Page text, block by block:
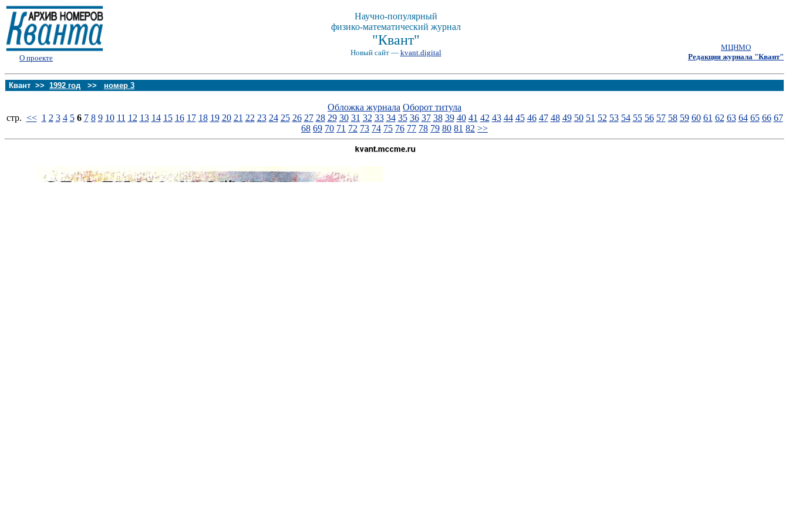
О проекте
Научно-популярный
физико-математический журнал
"Квант"
Новый сайт — kvant.digital
МЦНМО
Редакция журнала "Квант"
Квант >> 1992 год >> номер 3
Обложка журнала Оборот титула
стp. << 1 2 3 4 5 6 7 8 9 10 11 12 13 14 15 16 17 18 19 20 21 22 23 24 25 26 27 28 29 30 31 32 33 34 35 36 37 38 39 40 41 42 43 44 45 46 47 48 49 50 51 52 53 54 55 56 57 58 59 60 61 62 63 64 65 66 67
68 69 70 71 72 73 74 75 76 77 78 79 80 81 82 >>